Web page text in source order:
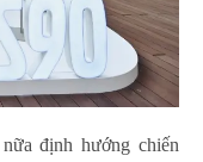
định hướng chiến